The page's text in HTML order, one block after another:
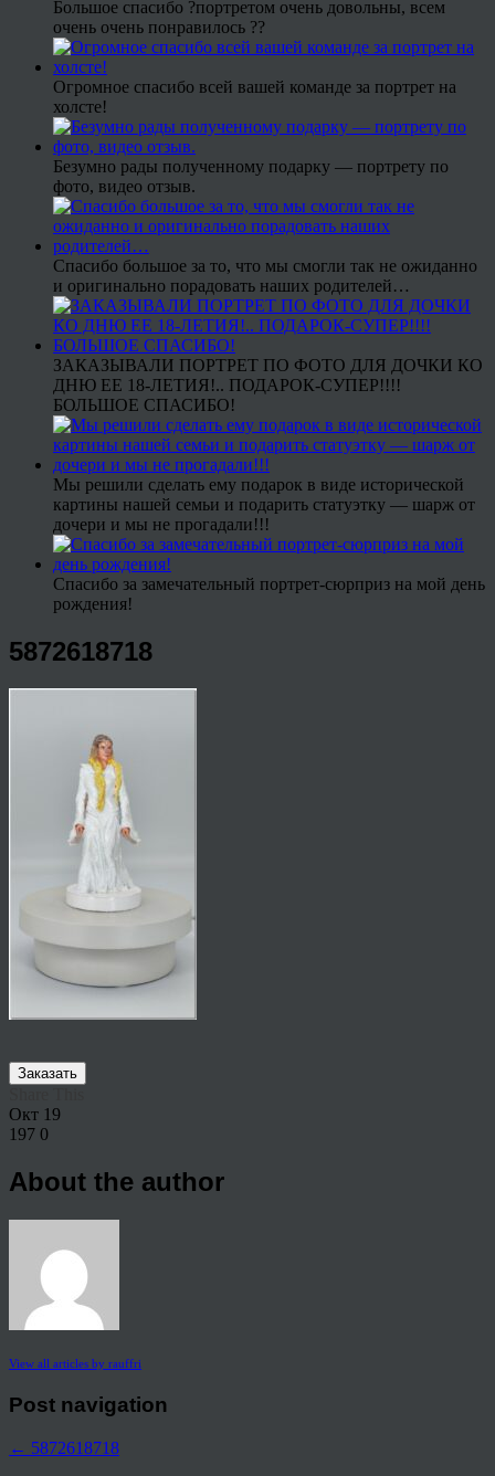
Большое спасибо ?портретом очень довольны, всем
очень очень понравилось ??
Огромное спасибо всей вашей команде за портрет на
холсте!
Безумно рады полученному подарку — портрету по
фото, видео отзыв.
Спасибо большое за то, что мы смогли так не ожиданно
и оригинально порадовать наших родителей…
ЗАКАЗЫВАЛИ ПОРТРЕТ ПО ФОТО ДЛЯ ДОЧКИ КО
ДНЮ ЕЕ 18-ЛЕТИЯ!.. ПОДАРОК-СУПЕР!!!!
БОЛЬШОЕ СПАСИБО!
Мы решили сделать ему подарок в виде исторической
картины нашей семьи и подарить статуэтку — шарж от
дочери и мы не прогадали!!!
Спасибо за замечательный портрет-сюрприз на мой день
рождения!
5872618718
Заказать
Окт 19
197 0
About the author
View all articles by rauffri
Post navigation
← 5872618718